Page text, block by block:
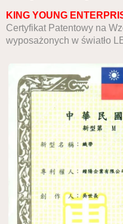
KING YOUNG
Certyfikat Patentowy na
wyposażonych w światło